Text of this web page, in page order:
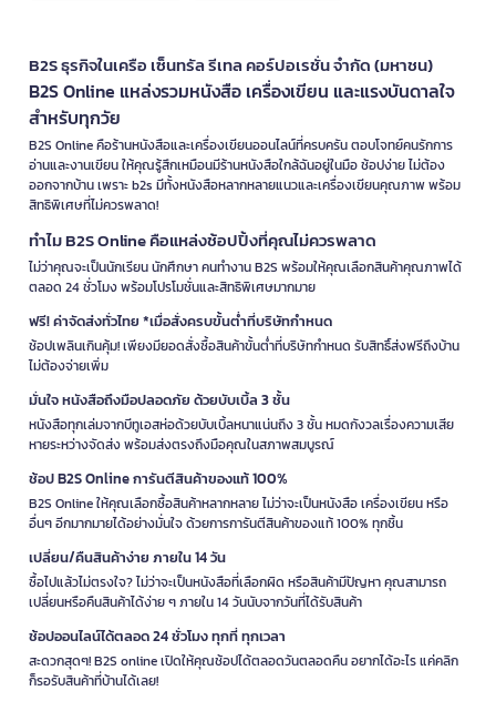
B2S ธุรกิจในเครือ เซ็นทรัล รีเทล คอร์ปอเรชั่น จำกัด (มหาชน)
B2S Online แหล่งรวมหนังสือ เครื่องเขียน และแรงบันดาลใจ
สำหรับทุกวัย
B2S Online คือร้านหนังสือและเครื่องเขียนออนไลน์ที่ครบครัน ตอบโจทย์คนรักการ
อ่านและงานเขียน ให้คุณรู้สึกเหมือนมีร้านหนังสือใกล้ฉันอยู่ในมือ ช้อปง่าย ไม่ต้อง
ออกจากบ้าน เพราะ b2s มีทั้งหนังสือหลากหลายแนวและเครื่องเขียนคุณภาพ พร้อม
สิทธิพิเศษที่ไม่ควรพลาด!
ทำไม B2S Online คือแหล่งช้อปปิ้งที่คุณไม่ควรพลาด
ไม่ว่าคุณจะเป็นนักเรียน นักศึกษา คนทำงาน B2S พร้อมให้คุณเลือกสินค้าคุณภาพได้
ตลอด 24 ชั่วโมง พร้อมโปรโมชั่นและสิทธิพิเศษมากมาย
ฟรี! ค่าจัดส่งทั่วไทย *เมื่อสั่งครบขั้นต่ำที่บริษัทกำหนด
ช้อปเพลินเกินคุ้ม! เพียงมียอดสั่งซื้อสินค้าขั้นต่ำที่บริษัทกำหนด รับสิทธิ์ส่งฟรีถึงบ้าน
ไม่ต้องจ่ายเพิ่ม
มั่นใจ หนังสือถึงมือปลอดภัย ด้วยบับเบิ้ล 3 ชั้น
หนังสือทุกเล่มจากบีทูเอสห่อด้วยบับเบิ้ลหนาแน่นถึง 3 ชั้น หมดกังวลเรื่องความเสีย
หายระหว่างจัดส่ง พร้อมส่งตรงถึงมือคุณในสภาพสมบูรณ์
ช้อป B2S Online การันตีสินค้าของแท้ 100%
B2S Online ให้คุณเลือกซื้อสินค้าหลากหลาย ไม่ว่าจะเป็นหนังสือ เครื่องเขียน หรือ
อื่นๆ อีกมากมายได้อย่างมั่นใจ ด้วยการการันตีสินค้าของแท้ 100% ทุกชิ้น
เปลี่ยน/คืนสินค้าง่าย ภายใน 14 วัน
ซื้อไปแล้วไม่ตรงใจ? ไม่ว่าจะเป็นหนังสือที่เลือกผิด หรือสินค้ามีปัญหา คุณสามารถ
เปลี่ยนหรือคืนสินค้าได้ง่าย ๆ ภายใน 14 วันนับจากวันที่ได้รับสินค้า
ช้อปออนไลน์ได้ตลอด 24 ชั่วโมง ทุกที่ ทุกเวลา
สะดวกสุดๆ! B2S online เปิดให้คุณช้อปได้ตลอดวันตลอดคืน อยากได้อะไร แค่คลิก
ก็รอรับสินค้าที่บ้านได้เลย!